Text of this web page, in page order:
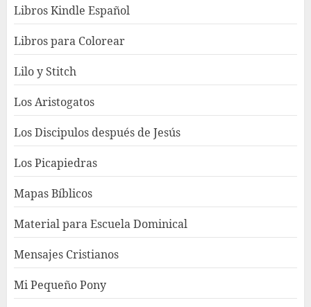
Libros Kindle Español
Libros para Colorear
Lilo y Stitch
Los Aristogatos
Los Discipulos después de Jesús
Los Picapiedras
Mapas Bíblicos
Material para Escuela Dominical
Mensajes Cristianos
Mi Pequeño Pony